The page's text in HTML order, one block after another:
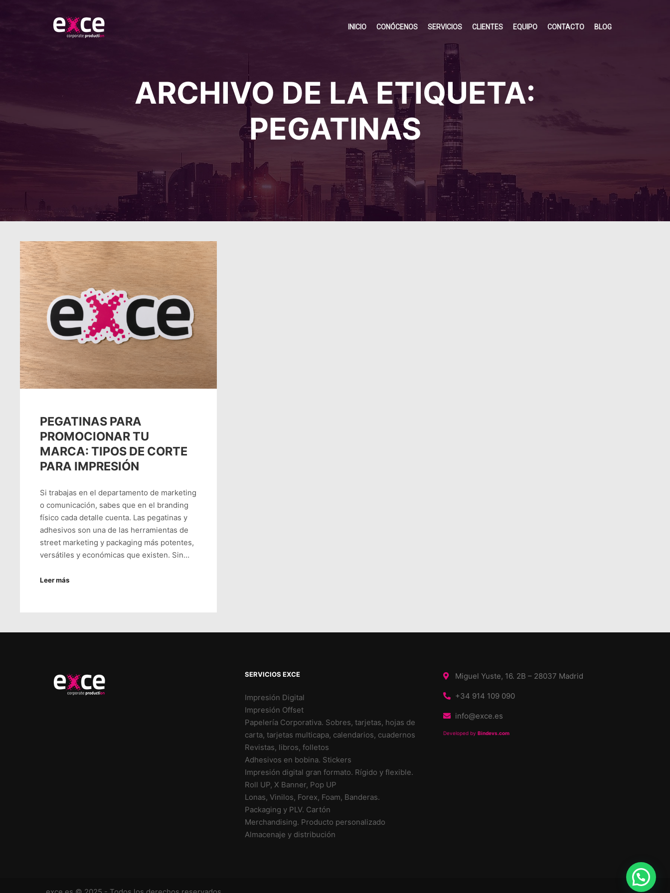
INICIO CONÓCENOS SERVICIOS CLIENTES EQUIPO CONTACTO BLOG
ARCHIVO DE LA ETIQUETA:
PEGATINAS
PEGATINAS PARA
PROMOCIONAR TU
MARCA: TIPOS DE CORTE
PARA IMPRESIÓN
Si trabajas en el departamento de marketing
o comunicación, sabes que en el branding
físico cada detalle cuenta. Las pegatinas y
adhesivos son una de las herramientas de
street marketing y packaging más potentes,
versátiles y económicas que existen. Sin…
Leer más
SERVICIOS EXCE
Impresión Digital
Impresión Offset
Papelería Corporativa. Sobres, tarjetas, hojas de
carta, tarjetas multicapa, calendarios, cuadernos
Revistas, libros, folletos
Adhesivos en bobina. Stickers
Impresión digital gran formato. Rígido y flexible.
Roll UP, X Banner, Pop UP
Lonas, Vinilos, Forex, Foam, Banderas.
Packaging y PLV. Cartón
Merchandising. Producto personalizado
Almacenaje y distribución
Miguel Yuste, 16. 2B – 28037 Madrid
+34 914 109 090
info@exce.es
Developed by Bindevs.com